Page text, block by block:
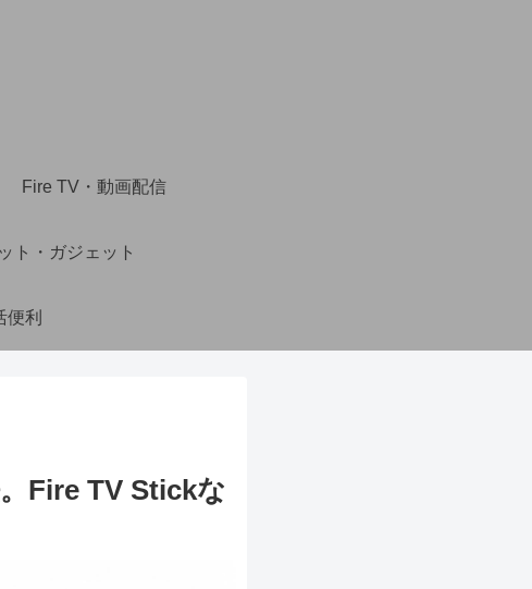
Fire TV・動画配信
ト・ガジェット
便利
Fire TV Stickな